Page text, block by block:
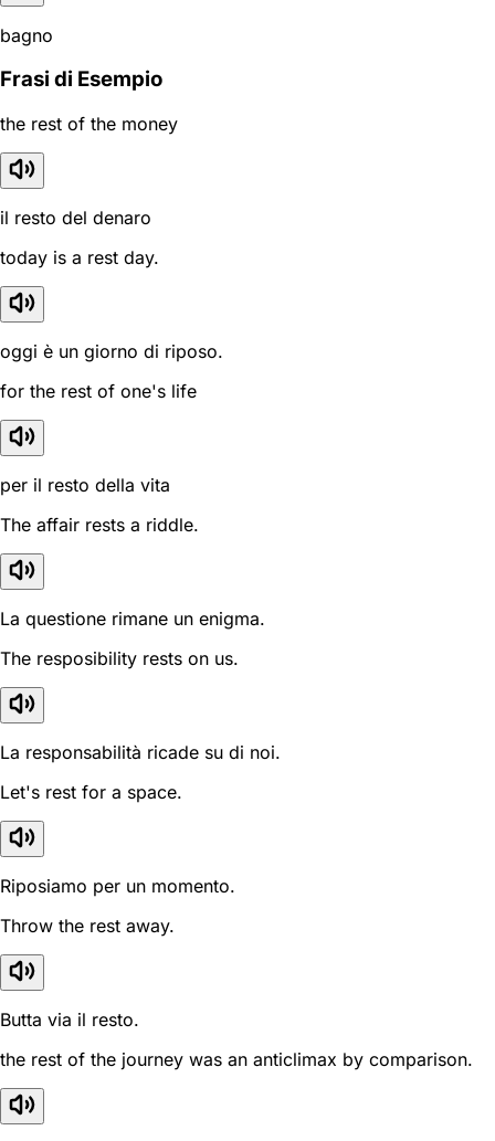
bagno
Frasi di Esempio
the rest of the money
il resto del denaro
today is a rest day.
oggi è un giorno di riposo.
for the rest of one's life
per il resto della vita
The affair rests a riddle.
La questione rimane un enigma.
The resposibility rests on us.
La responsabilità ricade su di noi.
Let's rest for a space.
Riposiamo per un momento.
Throw the rest away.
Butta via il resto.
the rest of the journey was an anticlimax by comparison.